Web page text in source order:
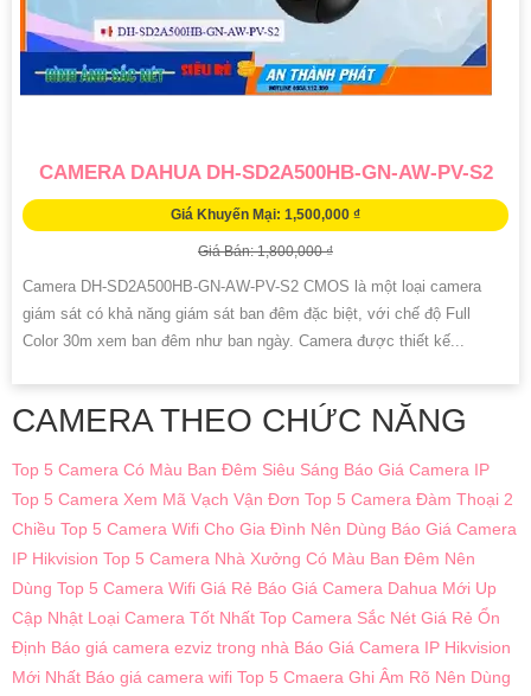
CAMERA DAHUA DH-SD2A500HB-GN-AW-PV-S2
Giá Khuyến Mại: 1,500,000 ₫
Giá Bán: 1,800,000 ₫
Camera DH-SD2A500HB-GN-AW-PV-S2 CMOS là một loại camera
giám sát có khả năng giám sát ban đêm đặc biệt, với chế độ Full
Color 30m xem ban đêm như ban ngày. Camera được thiết kế...
CAMERA THEO CHỨC NĂNG
Top 5 Camera Có Màu Ban Đêm Siêu Sáng Báo Giá Camera IP
Top 5 Camera Xem Mã Vạch Vận Đơn Top 5 Camera Đàm Thoại 2
Chiều Top 5 Camera Wifi Cho Gia Đình Nên Dùng Báo Giá Camera
IP Hikvision Top 5 Camera Nhà Xưởng Có Màu Ban Đêm Nên
Dùng Top 5 Camera Wifi Giá Rẻ Báo Giá Camera Dahua Mới Up
Cập Nhật Loại Camera Tốt Nhất Top Camera Sắc Nét Giá Rẻ Ổn
Định Báo giá camera ezviz trong nhà Báo Giá Camera IP Hikvision
Mới Nhất Báo giá camera wifi Top 5 Cmaera Ghi Âm Rõ Nên Dùng